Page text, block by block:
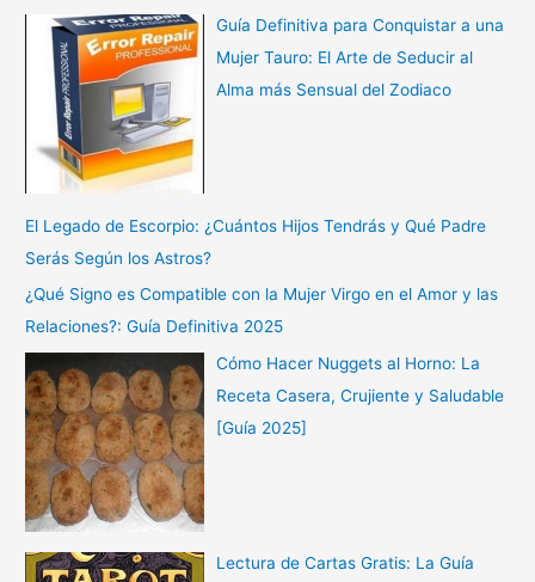
Guía Definitiva para Conquistar a una
Mujer Tauro: El Arte de Seducir al
Alma más Sensual del Zodiaco
El Legado de Escorpio: ¿Cuántos Hijos Tendrás y Qué Padre
Serás Según los Astros?
¿Qué Signo es Compatible con la Mujer Virgo en el Amor y las
Relaciones?: Guía Definitiva 2025
Cómo Hacer Nuggets al Horno: La
Receta Casera, Crujiente y Saludable
[Guía 2025]
Lectura de Cartas Gratis: La Guía